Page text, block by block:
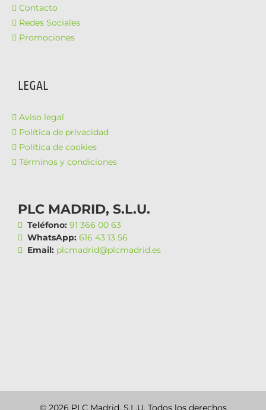
Contacto
Redes Sociales
Promociones
LEGAL
Aviso legal
Política de privacidad
Política de cookies
Términos y condiciones
PLC MADRID, S.L.U.
Teléfono: 91 366 00 63
WhatsApp: 616 43 13 56
Email: plcmadrid@plcmadrid.es
© 2026 PLC Madrid, S.L.U. Todos los derechos